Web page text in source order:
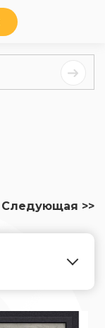
Следующая >>